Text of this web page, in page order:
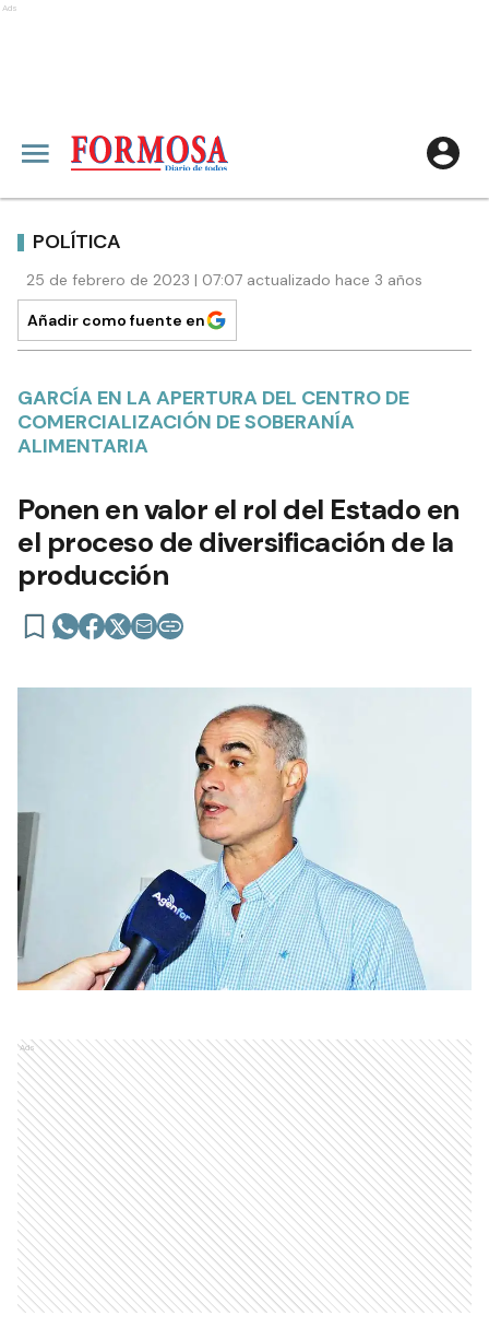
Ads
POLÍTICA
25 de febrero de 2023 | 07:07 actualizado hace 3 años
Añadir como fuente en
GARCÍA EN LA APERTURA DEL CENTRO DE
COMERCIALIZACIÓN DE SOBERANÍA
ALIMENTARIA
Ponen en valor el rol del Estado en
el proceso de diversificación de la
producción
Ads